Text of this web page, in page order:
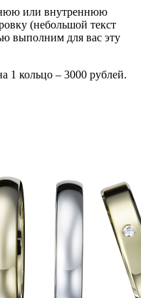
или внутреннюю
(небольшой текст
выполним для вас эту
1 кольцо – 3000 рублей.